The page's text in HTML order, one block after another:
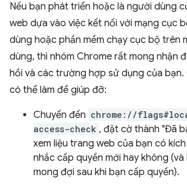
Nếu bạn phát triển hoặc là người dùng
web dựa vào việc kết nối với mạng cục
dùng hoặc phần mềm chạy cục bộ trên
dùng, thì nhóm Chrome rất mong nhận
hồi và các trường hợp sử dụng của bạn.
có thể làm để giúp đỡ:
Chuyển đến chrome://
access-check , đặt cờ thành "Đã
xem liệu trang web của bạn có
nhắc cấp quyền mới hay không
mong đợi sau khi bạn cấp quyền).